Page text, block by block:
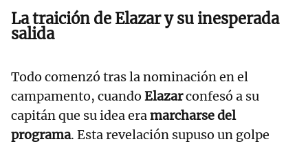
La traición de Elazar y su inesperada
salida
Todo comenzó tras la nominación en el
campamento, cuando Elazarconfesó a su
capitán que su idea eramarcharse del
programa. Esta revelación supuso un golpe